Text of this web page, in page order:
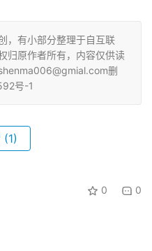
，有小部分整理于自互联
归原作者所有，内容仅供读
删
号-1
(1)
0 0